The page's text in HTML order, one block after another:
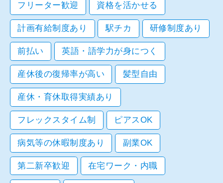
フリーター歓迎 資格を活かせる
計画有給制度あり 駅チカ 研修制度あり
前払い 英語・語学力が身につく
産休後の復帰率が高い 髪型自由
産休・育休取得実績あり
フレックスタイム制 ピアスOK
病気等の休暇制度あり 副業OK
第二新卒歓迎 在宅ワーク・内職